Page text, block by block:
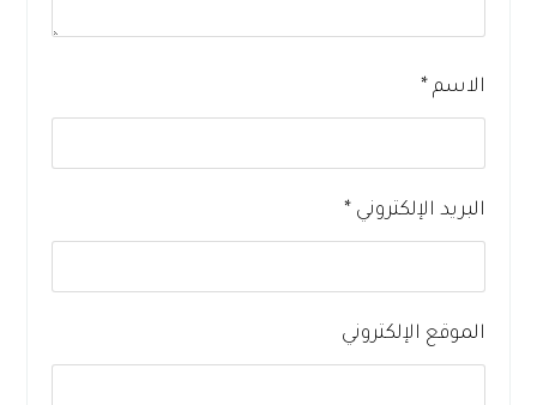
الاسم*
البريد الإلكتروني*
الموقع الإلكتروني